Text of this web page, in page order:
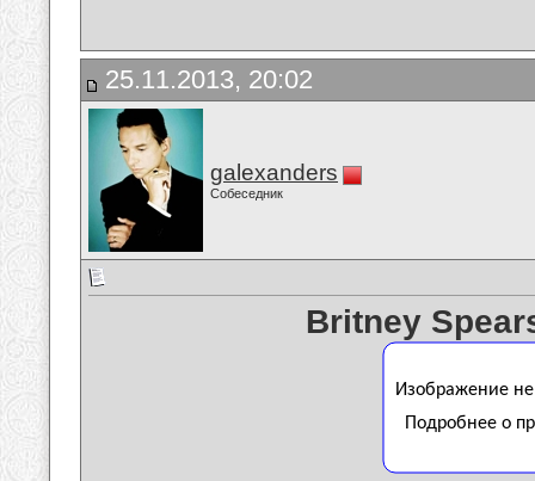
25.11.2013, 20:02
galexanders
Собеседник
Britney